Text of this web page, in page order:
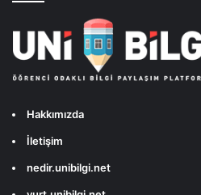
Hakkımızda
İletişim
nedir.unibilgi.net